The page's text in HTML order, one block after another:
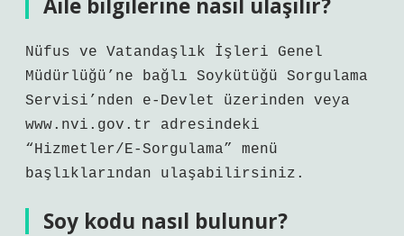
Aile bilgilerine nasıl ulaşılır?
Nüfus ve Vatandaşlık İşleri Genel
Müdürlüğü’ne bağlı Soykütüğü Sorgulama
Servisi’nden e-Devlet üzerinden veya
www.nvi.gov.tr ​​adresindeki
“Hizmetler/E-Sorgulama” menü
başlıklarından ulaşabilirsiniz.
Soy kodu nasıl bulunur?